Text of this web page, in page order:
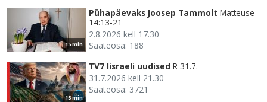
15 min
Pühapäevaks Joosep Tammolt Matteuse
14:13-21
2.8.2026 kell 17.30
Saateosa: 188
15 min
TV7 Iisraeli uudised R 31.7.
31.7.2026 kell 21.30
Saateosa: 3721